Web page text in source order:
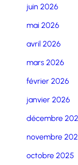
juin 2026
mai 2026
avril 2026
mars 2026
février 2026
janvier 2026
décembre
novembre
octobre 2025